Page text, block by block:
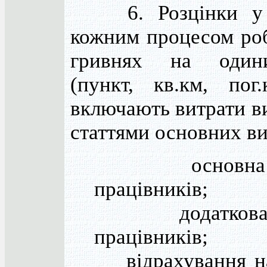
6. Розцінки у
кожним процесом
гривнях на
(пункт, кв.км,
включають витрати
статтями основних
основна
працівників;
додаткова
працівників;
відрахування